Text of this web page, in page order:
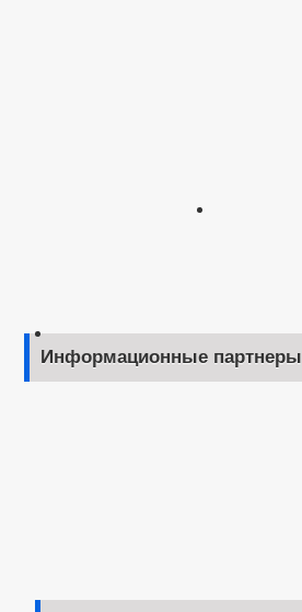
Информационные партнеры